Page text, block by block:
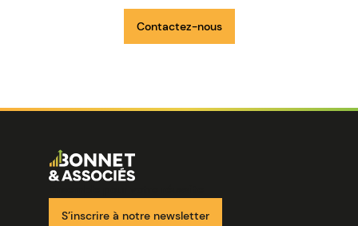
Contactez-nous
Image
S’inscrire à notre newsletter